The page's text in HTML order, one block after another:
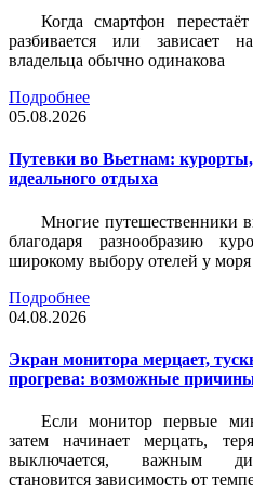
Когда смартфон
разбивается или зависает
владельца обычно одинакова
Подробнее
05.08.2026
Путевки во Вьетнам:
идеального отдыха
Многие путешественники
благодаря разнообразию
широкому выбору отелей у моря
Подробнее
04.08.2026
Экран монитора мерцает,
прогрева: возможные
Если монитор первые
затем начинает мерцать,
выключается, важным
становится зависимость от